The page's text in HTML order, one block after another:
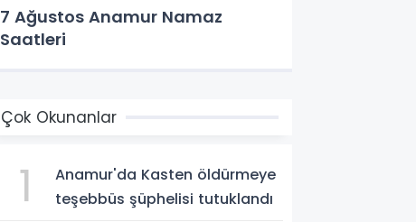
7 Ağustos Anamur Namaz
Saatleri
Çok Okunanlar
1
Anamur'da Kasten öldürmeye
teşebbüs şüphelisi tutuklandı